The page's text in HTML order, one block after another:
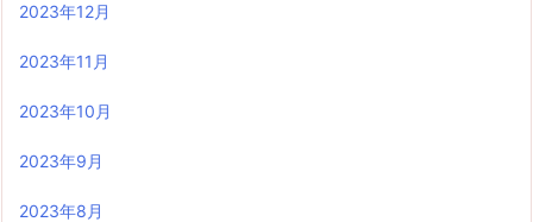
2023年12月
2023年11月
2023年10月
2023年9月
2023年8月